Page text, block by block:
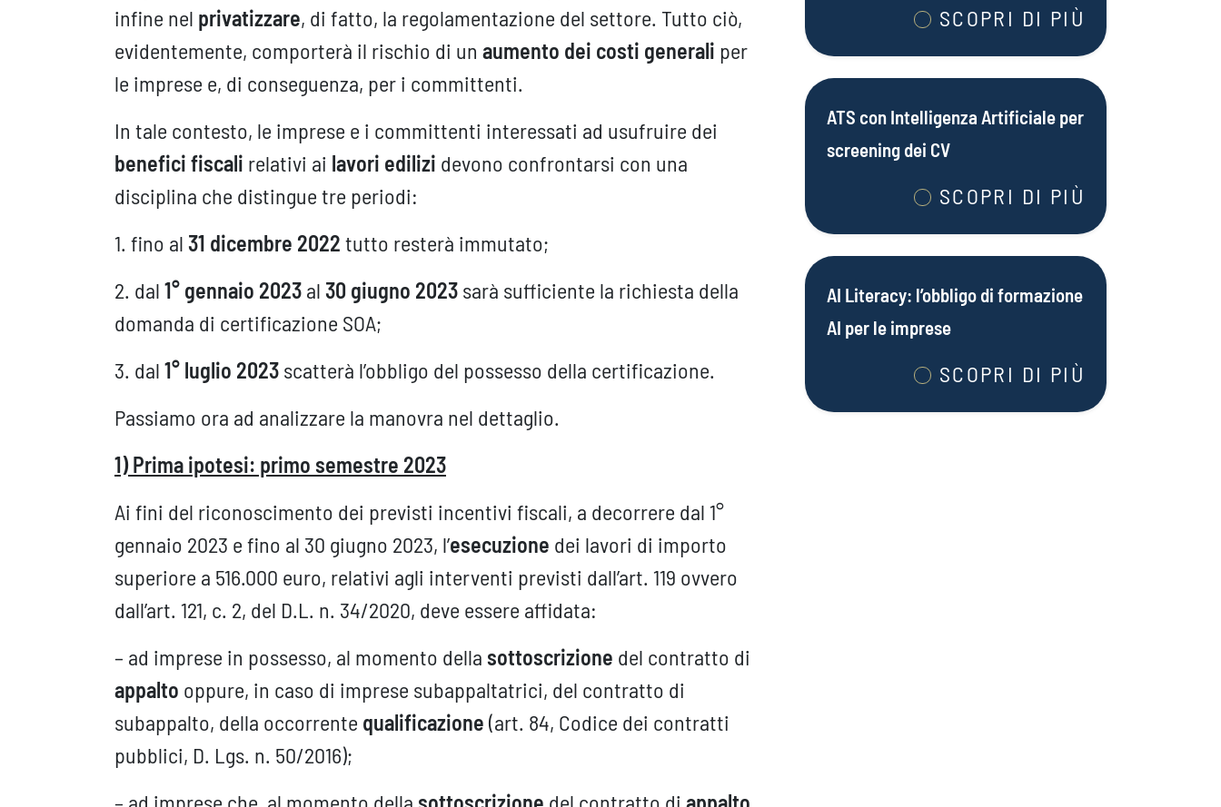
infine nel privatizzare, di fatto, la regolamentazione del settore. Tutto ciò,
evidentemente, comporterà il rischio di un aumento dei costi generali per
le imprese e, di conseguenza, per i committenti.
In tale contesto, le imprese e i committenti interessati ad usufruire dei
benefici fiscali relativi ai lavori edilizi devono confrontarsi con una
disciplina che distingue tre periodi:
1. fino al 31 dicembre 2022 tutto resterà immutato;
2. dal 1° gennaio 2023 al 30 giugno 2023 sarà sufficiente la richiesta della
domanda di certificazione SOA;
3. dal 1° luglio 2023 scatterà l’obbligo del possesso della certificazione.
Passiamo ora ad analizzare la manovra nel dettaglio.
1) Prima ipotesi: primo semestre 2023
Ai fini del riconoscimento dei previsti incentivi fiscali, a decorrere dal 1°
gennaio 2023 e fino al 30 giugno 2023, l’esecuzione dei lavori di importo
superiore a 516.000 euro, relativi agli interventi previsti dall’art. 119 ovvero
dall’art. 121, c. 2, del D.L. n. 34/2020, deve essere affidata:
– ad imprese in possesso, al momento della sottoscrizione del contratto di
appalto oppure, in caso di imprese subappaltatrici, del contratto di
subappalto, della occorrente qualificazione (art. 84, Codice dei contratti
pubblici, D. Lgs. n. 50/2016);
SCOPRI DI PIÙ
ATS con Intelligenza Artificiale per
screening dei CV
SCOPRI DI PIÙ
AI Literacy: l’obbligo di formazione
AI per le imprese
SCOPRI DI PIÙ